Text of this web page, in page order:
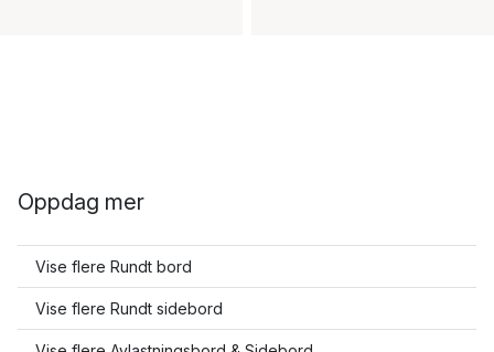
Oppdag mer
Vise flere Rundt bord
Vise flere Rundt sidebord